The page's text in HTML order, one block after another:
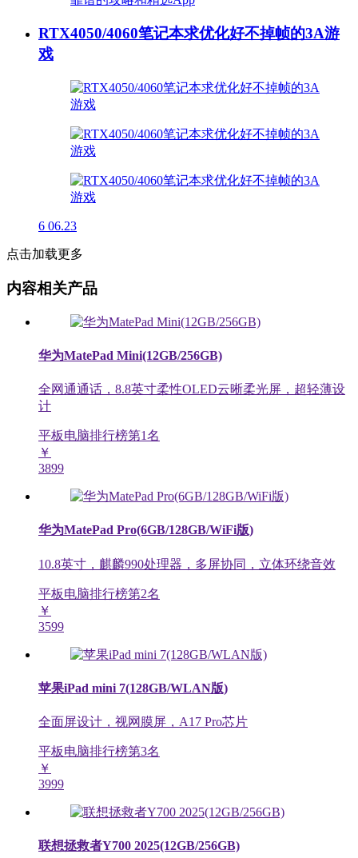
RTX4050/4060笔记本求优化好不掉帧的3A游
戏
6 06.23
点击加载更多
内容相关产品
华为MatePad Mini(12GB/256GB)
全网通通话，8.8英寸柔性OLED云晰柔光屏，超轻薄设
计
平板电脑排行榜第1名
￥
3899
华为MatePad Pro(6GB/128GB/WiFi版)
10.8英寸，麒麟990处理器，多屏协同，立体环绕音效
平板电脑排行榜第2名
￥
3599
苹果iPad mini 7(128GB/WLAN版)
全面屏设计，视网膜屏，A17 Pro芯片
平板电脑排行榜第3名
￥
3999
联想拯救者Y700 2025(12GB/256GB)